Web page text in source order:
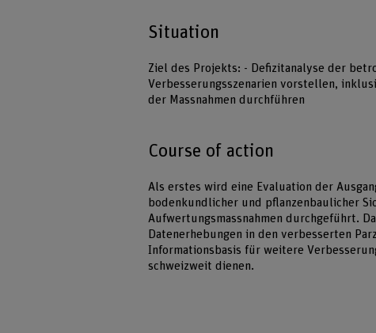
Situation
Ziel des Projekts: - Defizitanalyse der
Verbesserungsszenarien vorstellen,
der Massnahmen durchführen
Course of action
Als erstes wird eine Evaluation der
bodenkundlicher und pflanzenbaulicher
Aufwertungsmassnahmen durchgeführt.
Datenerhebungen in den verbesserten
Informationsbasis für weitere
schweizweit dienen.